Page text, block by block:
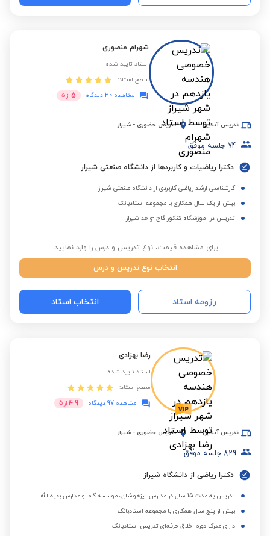
شهرام منصوری
استاد تایید شده
سطح استاد:
مشاهده 30 دیدگاه
5 از 5
تدریس آنلاین تدریس حضوری - شیراز
74 جلسه موفق
دکترا ریاضیات و کاربردها از دانشگاه صنعتی شیراز
کارشناسی ارشد ریاضی کاربردی از دانشگاه صنعتی شیراز
بیش از یک سال همکاری با مجموعه استادبانک
تدریس در آموزشگاه کنکور گاج -واحد شیراز
برای مشاهده قیمت، نوع تدریس و درس را وارد نمایید:
انتخاب نوع تدریس و درس
رزومه استاد انتخاب استاد
رضا بهزادی
استاد تایید شده
سطح استاد:
مشاهده 97 دیدگاه
4.9 از 5
تدریس آنلاین تدریس حضوری - شیراز
829 جلسه موفق
دکترا ریاضی از دانشگاه شیراز
تدریس به مدت 15 سال در مدارس تیزهوشان، موسسه گاما و مدارس بقیه الله
بیش از پنج سال همکاری با مجموعه استادبانک
دارای مدرک دوره اخلاق حرفه‌ای تدریس استادبانک